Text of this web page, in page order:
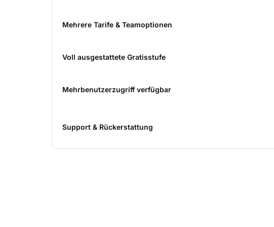
Mehrere Tarife & Teamoptionen
Voll ausgestattete Gratisstufe
Mehrbenutzerzugriff verfügbar
Support & Rückerstattung